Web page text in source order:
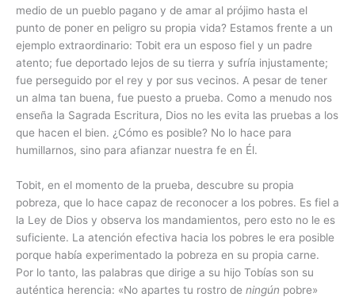
medio de un pueblo pagano y de amar al prójimo hasta el
punto de poner en peligro su propia vida? Estamos frente a un
ejemplo extraordinario: Tobit era un esposo fiel y un padre
atento; fue deportado lejos de su tierra y sufría injustamente;
fue perseguido por el rey y por sus vecinos. A pesar de tener
un alma tan buena, fue puesto a prueba. Como a menudo nos
enseña la Sagrada Escritura, Dios no les evita las pruebas a los
que hacen el bien. ¿Cómo es posible? No lo hace para
humillarnos, sino para afianzar nuestra fe en Él.
Tobit, en el momento de la prueba, descubre su propia
pobreza, que lo hace capaz de reconocer a los pobres. Es fiel a
la Ley de Dios y observa los mandamientos, pero esto no le es
suficiente. La atención efectiva hacia los pobres le era posible
porque había experimentado la pobreza en su propia carne.
Por lo tanto, las palabras que dirige a su hijo Tobías son su
auténtica herencia: «No apartes tu rostro de ningún pobre»